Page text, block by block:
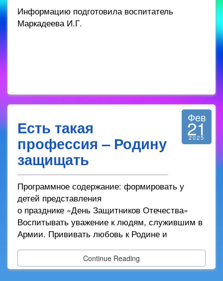
Информацию подготовила воспитатель
Маркадеева И.Г.
Есть такая
профессия – Родину
защищать
Фев
21
2025
Программное содержание: формировать у
детей представления
о празднике «День Защитников Отечества»
Воспитывать уважение к людям, служившим в
Армии. Прививать любовь к Родине и
Continue Reading